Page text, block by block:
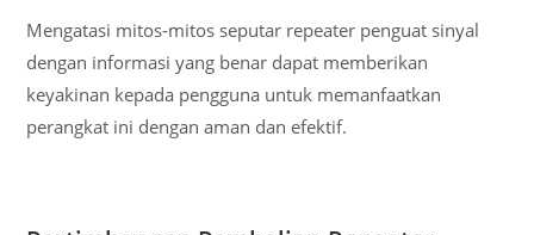
Mengatasi mitos-mitos seputar repeater penguat sinyal
dengan informasi yang benar dapat memberikan
keyakinan kepada pengguna untuk memanfaatkan
perangkat ini dengan aman dan efektif.